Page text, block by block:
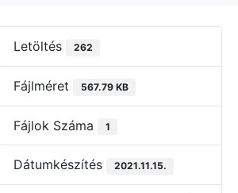
Letöltés 262
Fájlméret 567.79 KB
Fájlok Száma 1
Dátumkészítés 2021.11.15.